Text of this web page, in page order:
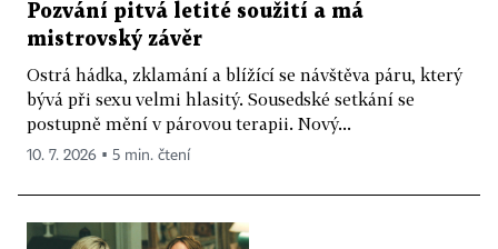
Pozvání pitvá letité soužití a má
mistrovský závěr
Ostrá hádka, zklamání a blížící se návštěva páru, který
bývá při sexu velmi hlasitý. Sousedské setkání se
postupně mění v párovou terapii. Nový...
10. 7. 2026 ▪ 5 min. čtení